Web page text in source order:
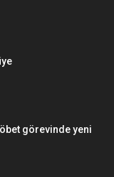
görevinde yeni